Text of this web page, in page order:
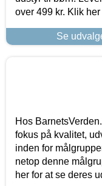
over 499 kr. Klik
Se
Hos
fokus på kvalitet,
inden for
netop denne
her for at se deres